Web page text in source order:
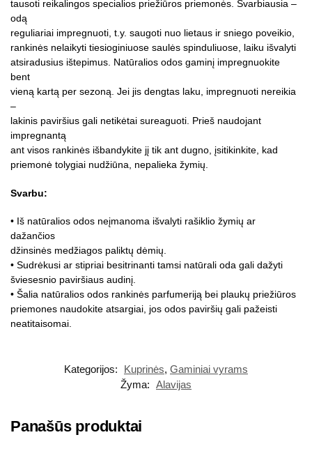
tausoti reikalingos specialios priežiūros priemonės. Svarbiausia –
odą
reguliariai impregnuoti, t.y. saugoti nuo lietaus ir sniego poveikio,
rankinės nelaikyti tiesioginiuose saulės spinduliuose, laiku išvalyti
atsiradusius ištepimus. Natūralios odos gaminį impregnuokite
bent
vieną kartą per sezoną. Jei jis dengtas laku, impregnuoti nereikia
–
lakinis paviršius gali netikėtai sureaguoti. Prieš naudojant
impregnantą
ant visos rankinės išbandykite jį tik ant dugno, įsitikinkite, kad
priemonė tolygiai nudžiūna, nepalieka žymių.
Svarbu:
• Iš natūralios odos neįmanoma išvalyti rašiklio žymių ar
dažančios
džinsinės medžiagos paliktų dėmių.
• Sudrėkusi ar stipriai besitrinanti tamsi natūrali oda gali dažyti
šviesesnio paviršiaus audinį.
• Šalia natūralios odos rankinės parfumeriją bei plaukų priežiūros
priemones naudokite atsargiai, jos odos paviršių gali pažeisti
neatitaisomai.
Kategorijos: Kuprinės, Gaminiai vyrams
Žyma: Alavijas
Panašūs produktai